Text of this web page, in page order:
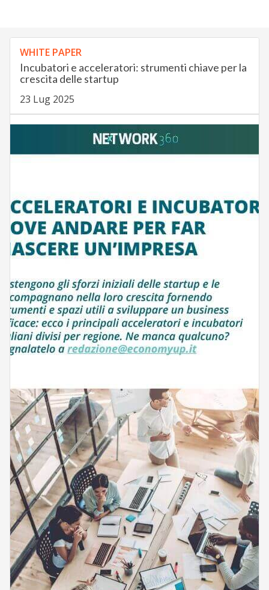
WHITE PAPER
Incubatori e acceleratori: strumenti chiave per la
crescita delle startup
23 Lug 2025